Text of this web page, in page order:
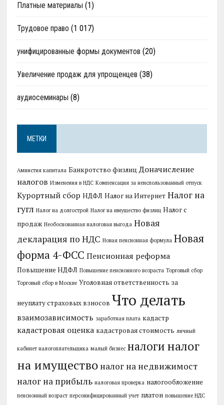
Платные материалы (1)
Трудовое право (1 017)
унифицированные формы документов (20)
Увеличение продаж для упрощенцев (38)
аудиосеминары (8)
МЕТКИ
Амнистия капитала Банкротство физлиц Доначисление
налогов Изменения в НДС Компенсация за неиспользованный отпуск
Курортный сбор НДФЛ Налог на Интернет Налог на
гугл Налог на долгострой Налог на имущество физлиц Налог с
продаж Необоснованная налоговая выгода Новая
декларация по НДС Новая пенсионная формула Новая
форма 4-ФСС Пенсионная реформа
Повышение НДФЛ Повышение пенсионного возраста Торговый сбор
Торговый сбор в Москве Уголовная ответственность за
неуплату страховых взносов Что делать
взаимозависимость заработная плата кадастр
кадастровая оценка кадастровая стоимость личный
кабинет налогоплательщика малый бизнес налоги налог
на имущество налог на недвижимост
налог на прибыль налоговая проверка налогообложение
пенсионный возраст персонифицированный учет платон повышение НДС